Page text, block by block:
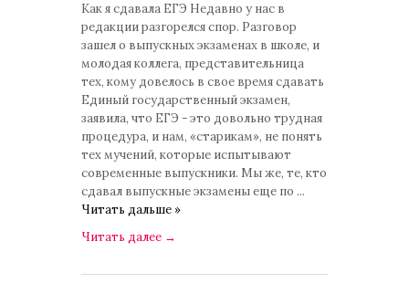
Как я сдавала ЕГЭ Недавно у нас в
редакции разгорелся спор. Разговор
зашел о выпускных экзаменах в школе, и
молодая коллега, представительница
тех, кому довелось в свое время сдавать
Единый государственный экзамен,
заявила, что ЕГЭ - это довольно трудная
процедура, и нам, «старикам», не понять
тех мучений, которые испытывают
современные выпускники. Мы же, те, кто
сдавал выпускные экзамены еще по ...
Читать дальше »
Читать далее →